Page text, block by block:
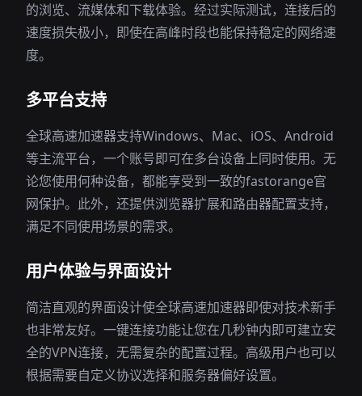
的浏览、流媒体和下载体验。经过实际测试，连接后的
速度损失极小，即使在高峰时段也能保持稳定的网络速
度。
多平台支持
全球高速加速器支持Windows、Mac、iOS、Android
等主流平台，一个账号即可在多台设备上同时使用。无
论您使用何种设备，都能享受到一致的fastorange官
网保护。此外，还提供浏览器扩展和路由器配置支持，
满足不同使用场景的需求。
用户体验与界面设计
简洁直观的界面设计使全球高速加速器即使对技术新手
也非常友好。一键连接功能让您在几秒钟内即可建立安
全的VPN连接，无需复杂的配置过程。高级用户也可以
根据需要自定义协议选择和服务器偏好设置。